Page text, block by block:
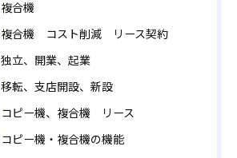
複合機
複合機 コスト削減 リース契約
独立、開業、起業
移転、支店開設、新設
コピー機、複合機 リース
コピー機・複合機の機能